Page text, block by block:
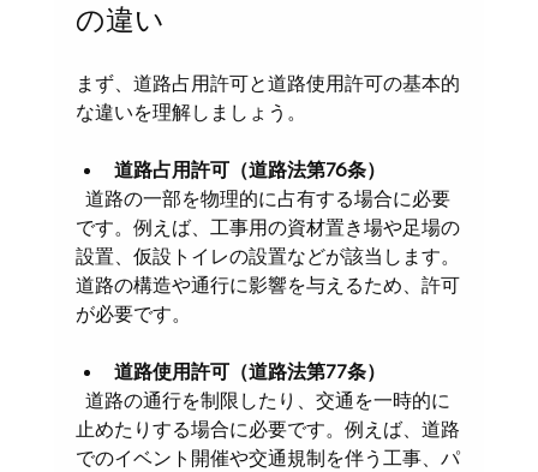
の違い
まず、道路占用許可と道路使用許可の基本的
な違いを理解しましょう。
道路占用許可（道路法第76条）
です。例えば、工事用の資材置き場や足場の
設置、仮設トイレの設置などが該当します。
道路の構造や通行に影響を与えるため、許可
が必要です。
道路使用許可（道路法第77条）
止めたりする場合に必要です。例えば、道路
でのイベント開催や交通規制を伴う工事、パ